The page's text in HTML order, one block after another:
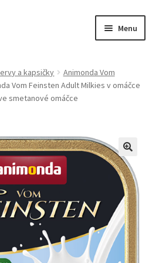
Menu
a kapsičky
Animonda Vom
Vom Feinsten Adult Milkies v omáčce
smetanové omáčce